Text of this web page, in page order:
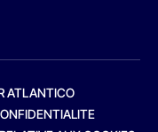
ATLANTICO